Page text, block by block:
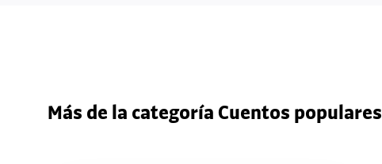
Más de la categoría Cuentos populares